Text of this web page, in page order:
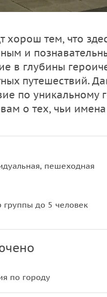
хорош тем, что
и
в глубины
путешествий.
по уникальному
о тех, чьи
пешеходная
группы до 5 человек
по городу